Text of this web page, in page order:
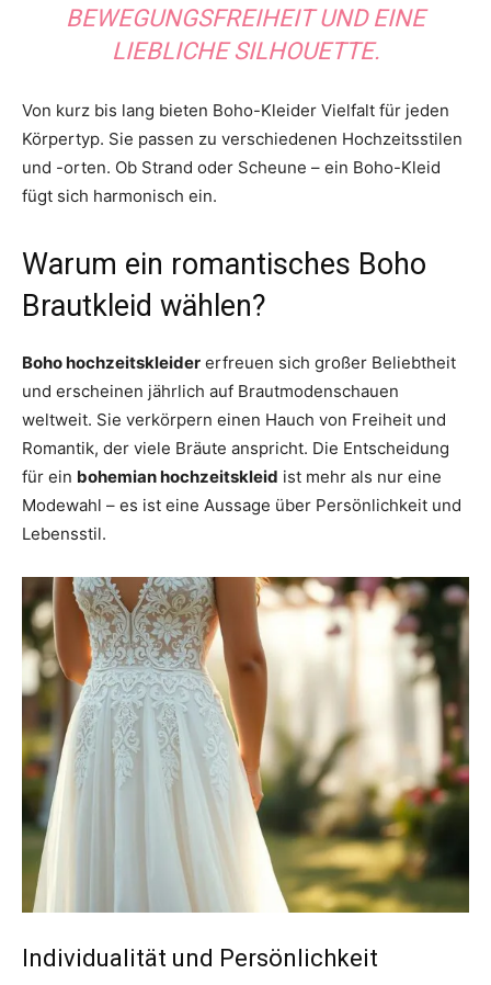
BEWEGUNGSFREIHEIT UND EINE
LIEBLICHE SILHOUETTE.
Von kurz bis lang bieten Boho-Kleider Vielfalt für jeden
Körpertyp. Sie passen zu verschiedenen Hochzeitsstilen
und -orten. Ob Strand oder Scheune – ein Boho-Kleid
fügt sich harmonisch ein.
Warum ein romantisches Boho
Brautkleid wählen?
Boho hochzeitskleider erfreuen sich großer Beliebtheit
und erscheinen jährlich auf Brautmodenschauen
weltweit. Sie verkörpern einen Hauch von Freiheit und
Romantik, der viele Bräute anspricht. Die Entscheidung
für ein bohemian hochzeitskleid ist mehr als nur eine
Modewahl – es ist eine Aussage über Persönlichkeit und
Lebensstil.
Individualität und Persönlichkeit